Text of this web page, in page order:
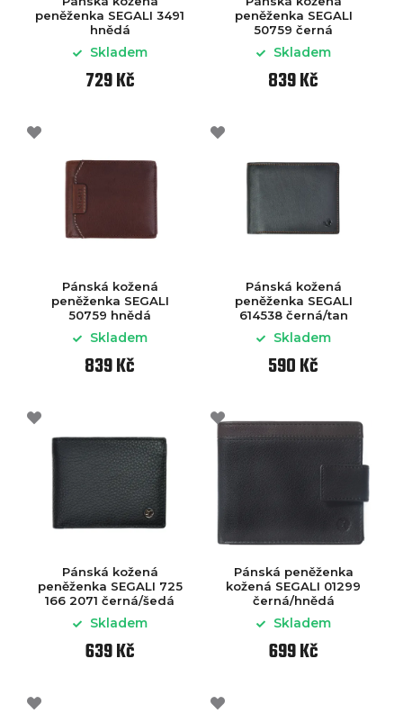
peněženka SEGALI 3491
hnědá
Skladem
729 Kč
peněženka SEGALI
50759 černá
Skladem
839 Kč
Pánská kožená
peněženka SEGALI
50759 hnědá
Skladem
839 Kč
Pánská kožená
peněženka SEGALI
614538 černá/tan
Skladem
590 Kč
Pánská kožená
peněženka SEGALI 725
166 2071 černá/šedá
Skladem
639 Kč
Pánská peněženka
kožená SEGALI 01299
černá/hnědá
Skladem
699 Kč